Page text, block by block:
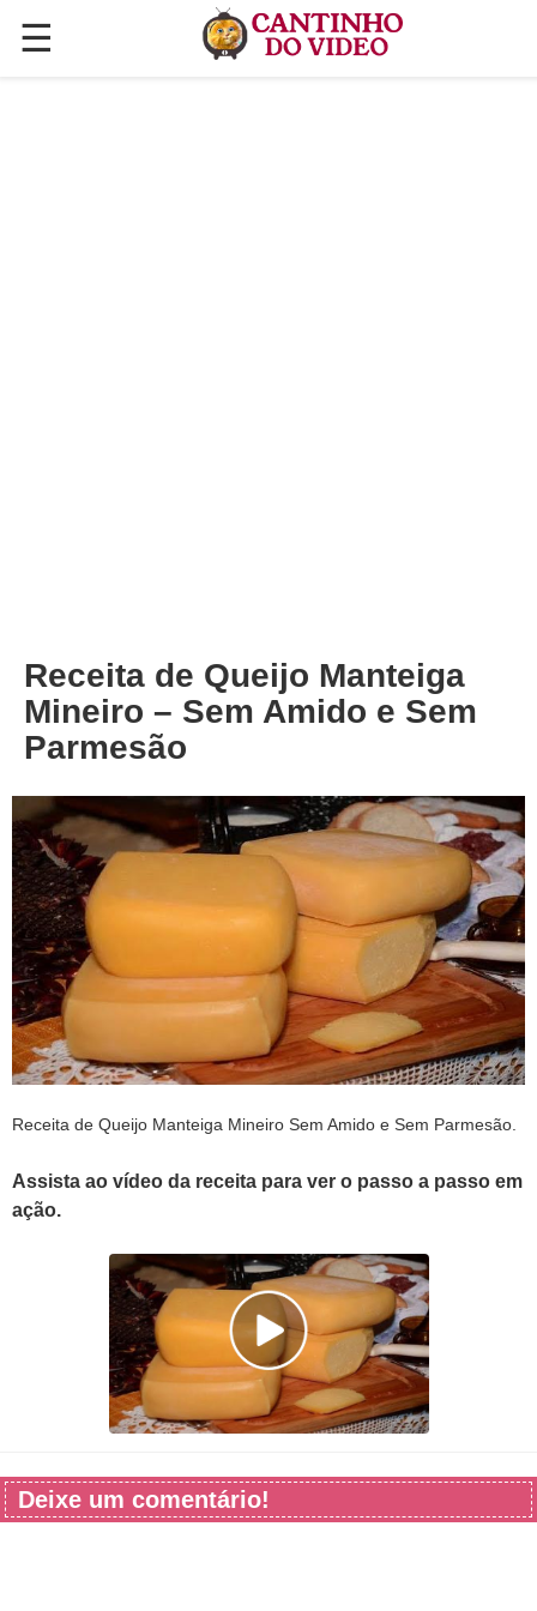
☰
✕
Receita de Queijo Manteiga
Mineiro – Sem Amido e Sem
Parmesão
Receita de Queijo Manteiga Mineiro Sem Amido e Sem Parmesão.
Assista ao vídeo da receita para ver o passo a passo em
ação.
Deixe um comentário!